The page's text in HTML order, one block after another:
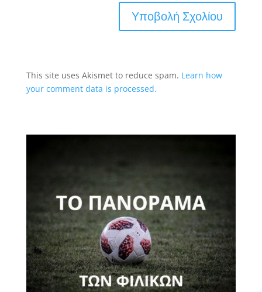
This site uses Akismet to reduce spam. Learn how
your comment data is processed.